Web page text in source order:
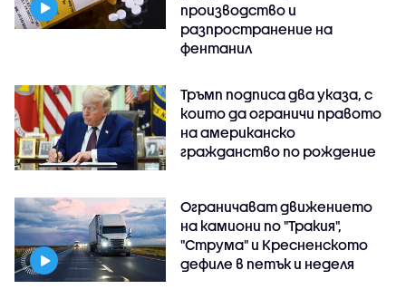
производство и
разпространение на
фентанил
Тръмп подписа два указа, с
които да ограничи правото
на американско
гражданство по рождение
Ограничават движението
на камиони по "Тракия",
"Струма" и Кресненското
дефиле в петък и неделя